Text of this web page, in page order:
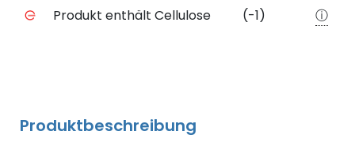
Negative Merkmale des Produkts mit Punkteabzug
Produkt enthält Cellulose
(-1) ⓘ
Produktbeschreibung